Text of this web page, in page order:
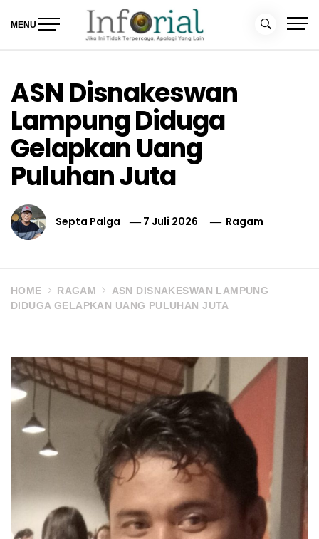
MENU
ASN Disnakeswan
Lampung Diduga
Gelapkan Uang
Puluhan Juta
Septa Palga 7 Juli 2026 Ragam
HOME RAGAM
ASN DISNAKESWAN LAMPUNG
DIDUGA GELAPKAN UANG PULUHAN JUTA